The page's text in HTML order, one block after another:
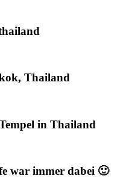
Thailand
in Thailand
war immer dabei 🙂